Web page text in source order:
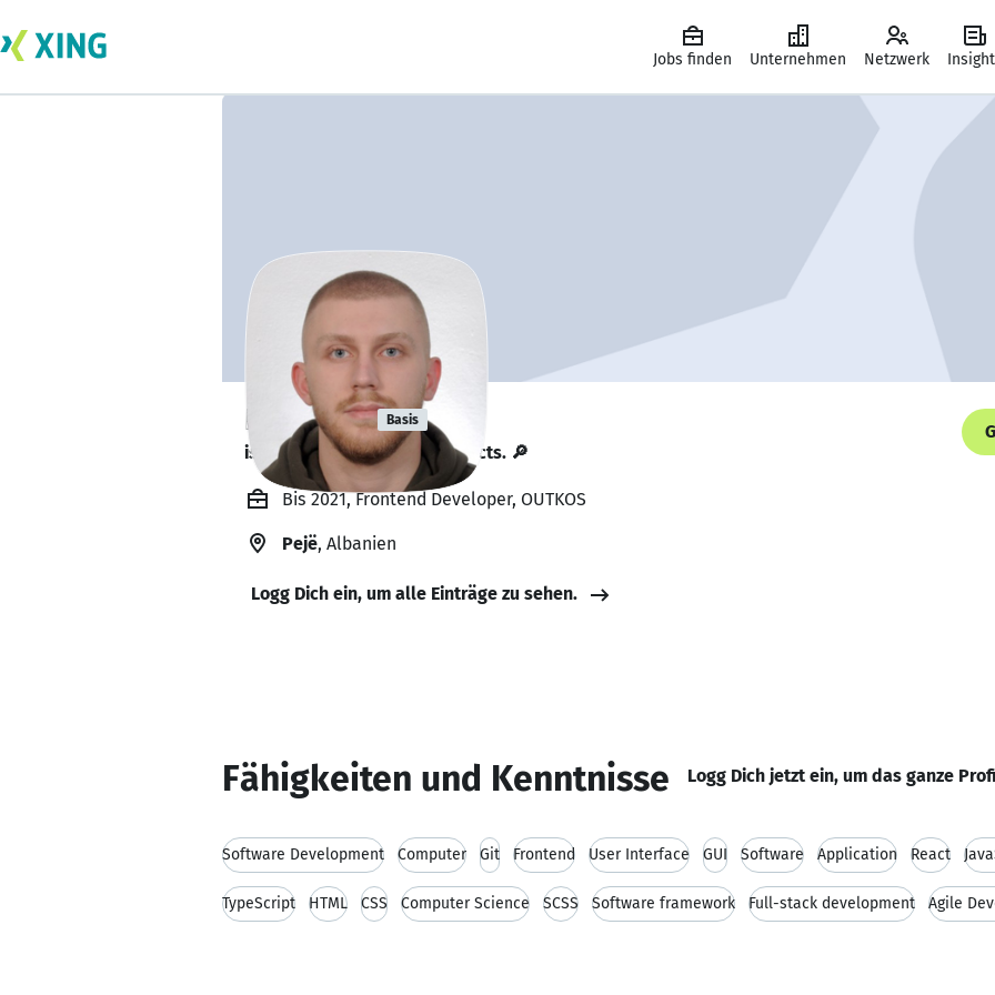
Jobs finden Unternehmen Netzwerk
Ilir Shala Basis
is looking for freelance projects. 🔎
Bis 2021, Frontend Developer, OUTKOS
Pejë, Albanien
Logg Dich ein, um alle Einträge zu sehen.
Fähigkeiten und Kenntnisse Logg Dich jetzt ein, um das ganze
Software Development Computer Git Frontend User Interface GUI Software Application React
TypeScript HTML CSS Computer Science SCSS Software framework Full-stack development Agile